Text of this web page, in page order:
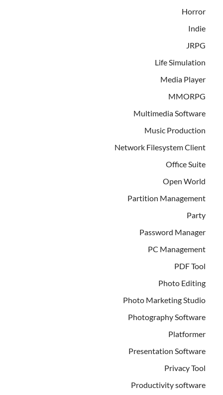
Horror
Indie
JRPG
Life Simulation
Media Player
MMORPG
Multimedia Software
Music Production
Network Filesystem Client
Office Suite
Open World
Partition Management
Party
Password Manager
PC Management
PDF Tool
Photo Editing
Photo Marketing Studio
Photography Software
Platformer
Presentation Software
Privacy Tool
Productivity software